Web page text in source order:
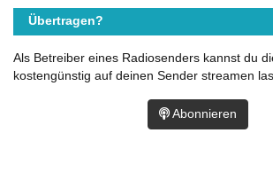
Übertragen?
Als Betreiber eines Radiosenders kannst du
kostengünstig auf deinen Sender streamen
Abonnieren